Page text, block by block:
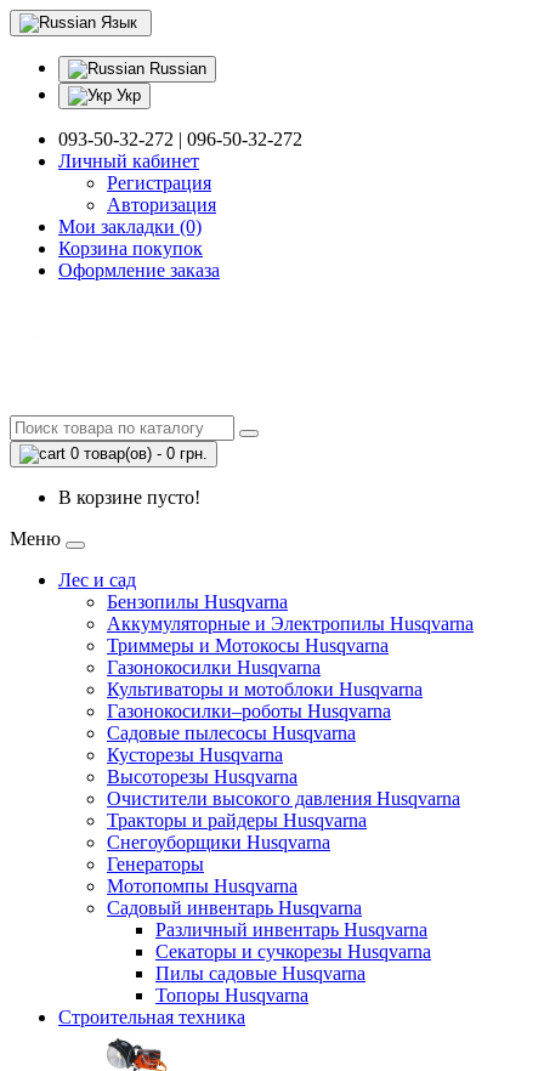
Язык
Russian
Укр
093-50-32-272 | 096-50-32-272
Личный кабинет
Регистрация
Авторизация
Мои закладки (0)
Корзина покупок
Оформление заказа
0 товар(ов) - 0 грн.
В корзине пусто!
Меню
Лес и сад
Бензопилы Husqvarna
Аккумуляторные и Электропилы Нusqvarna
Триммеры и Мотокосы Нusqvarna
Газонокосилки Husqvarna
Культиваторы и мотоблоки Husqvarna
Газонокосилки–роботы Husqvarna
Садовые пылесосы Husqvarna
Кусторезы Husqvarna
Высоторезы Husqvarna
Очистители высокого давления Husqvarna
Тракторы и райдеры Husqvarna
Снегоуборщики Husqvarna
Генераторы
Мотопомпы Husqvarna
Садовый инвентарь Husqvarna
Различный инвентарь Husqvarna
Секаторы и сучкорезы Husqvarna
Пилы садовые Husqvarna
Топоры Husqvarna
Строительная техника